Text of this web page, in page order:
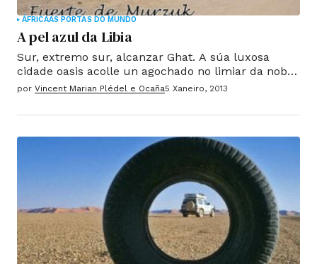
ÁFRICAAS PORTAS DO MUNDO
A pel azul da Libia
Sur, extremo sur, alcanzar Ghat. A súa luxosa
cidade oasis acolle un agochado no limiar da nobre
deserto. A súa labiríntica medina mantén o sabor
das rutas de caravanas trans-sahariana que
por Vincent Marian Plédel e Ocaña5 Xaneiro, 2013